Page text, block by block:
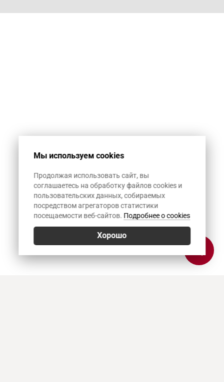
Мы используем cookies
Продолжая использовать сайт, вы
соглашаетесь на обработку файлов cookies и
пользовательских данных, собираемых
посредством агрегаторов статистики
посещаемости веб-сайтов. Подробнее о cookies
Хорошо